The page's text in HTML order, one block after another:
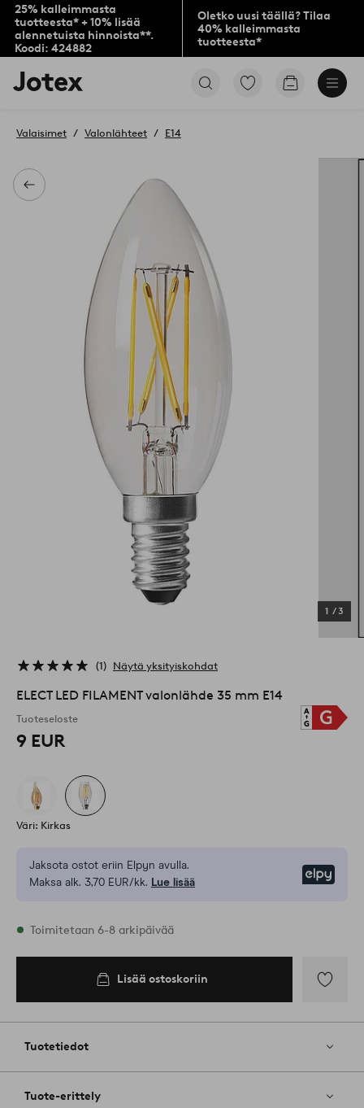
25% kalleimmasta
tuotteesta* + 10% lisää
alennetuista hinnoista**.
Koodi: 424882
Oletko uusi täällä? Tilaa
40% kalleimmasta
tuotteesta*
Jotex-
logo
aloitussivulle
Siirry
Siirry
Takaisin
Valaisimet Valonlähteet E14
1 /3
1 Näytä yksityiskohdat
ELECT LED FILAMENT valonlähde 35 mm E14
Tuoteseloste
9 EUR
Väri: Kirkas
Jaksota ostot eriin Elpyn avulla.
Maksa alk. 3,70 EUR/kk. Lue lisää
Varastossa
Toimitetaan 6-8 arkipäivää
Lisää ostoskoriin
Tuotetiedot
Tuote-erittely